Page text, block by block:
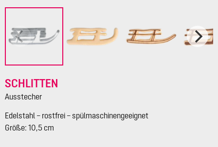
SCHLITTEN
Ausstecher
Edelstahl – rostfrei – spülmaschinengeeignet
Größe: 10,5 cm